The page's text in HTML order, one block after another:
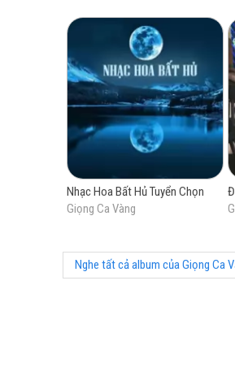
Nhạc Hoa Bất Hủ Tuyển Chọn
Giọng Ca Vàng
Nghe tất cả album của Giọng Ca